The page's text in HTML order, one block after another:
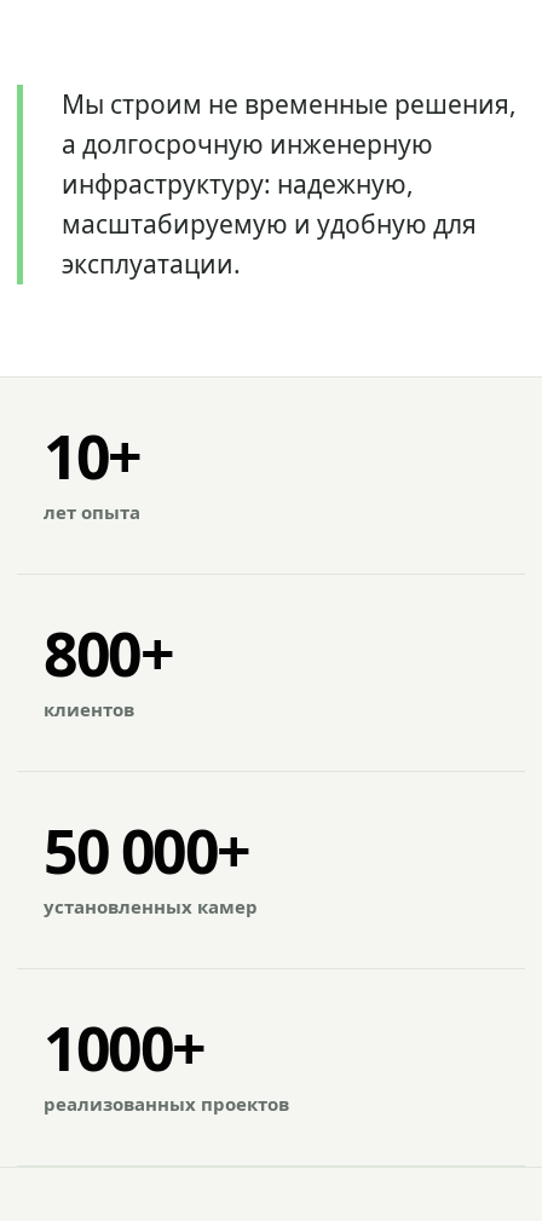
Мы строим не временные решения,
а долгосрочную инженерную
инфраструктуру: надежную,
масштабируемую и удобную для
эксплуатации.
10+
лет опыта
800+
клиентов
50 000+
установленных камер
1000+
реализованных проектов